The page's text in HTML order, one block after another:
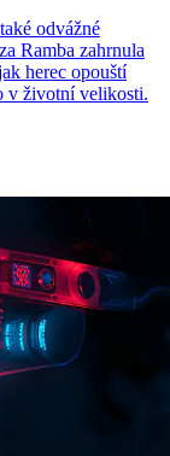
odvážné
Ramba zahrnula
herec opouští
v životní velikosti.